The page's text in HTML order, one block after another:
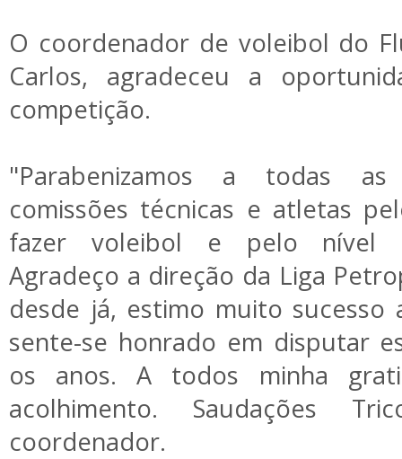
O coordenador de voleibol do
Carlos, agradeceu a
competição.
"Parabenizamos a todas as
comissões técnicas e atletas
fazer voleibol e pelo nível
Agradeço a direção da Liga
desde já, estimo muito sucesso
sente-se honrado em disputar
os anos. A todos minha
acolhimento. Saudações
coordenador.